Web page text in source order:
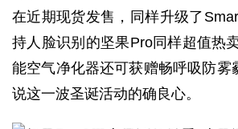
在近期现货发售，同样升级了
持人脸识别的坚果Pro同样超值热
能空气净化器还可获赠畅呼吸防雾
说这一波圣诞活动的确良心。